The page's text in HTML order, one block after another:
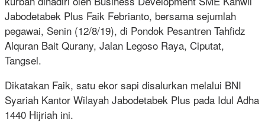
Jabodetabek Plus Faik Febrianto, bersama sejumlah
pegawai, Senin (12/8/19), di Pondok Pesantren Tahfidz
Alquran Bait Qurany, Jalan Legoso Raya, Ciputat,
Tangsel.
Dikatakan Faik, satu ekor sapi disalurkan melalui BNI
Syariah Kantor Wilayah Jabodetabek Plus pada Idul Adha
1440 Hijriah ini.